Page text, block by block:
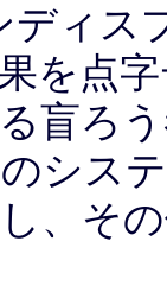
ディス
を点
盲ろ
シス
、そ